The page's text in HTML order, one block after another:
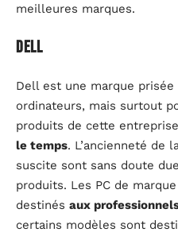
meilleures marques.
Dell
Dell est une marque
ordinateurs, mais surtout
produits de cette
le temps. L’ancienneté de
suscite sont sans doute
produits. Les PC de
destinés aux
certains modèles sont